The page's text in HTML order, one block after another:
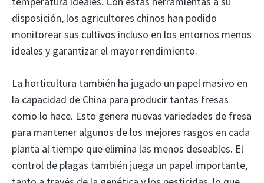
disposición, los agricultores chinos han podido
monitorear sus cultivos incluso en los entornos menos
ideales y garantizar el mayor rendimiento.
La horticultura también ha jugado un papel masivo en
la capacidad de China para producir tantas fresas
como lo hace. Esto genera nuevas variedades de fresa
para mantener algunos de los mejores rasgos en cada
planta al tiempo que elimina las menos deseables. El
control de plagas también juega un papel importante,